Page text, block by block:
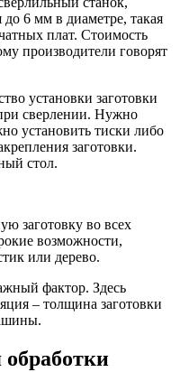
6 мм в диаметре, такая
плат. Стоимость
производители говорят
установки заготовки
сверлении. Нужно
установить тиски либо
заготовки.
стол.
заготовку во всех
возможности,
или дерево.
фактор. Здесь
– толщина заготовки